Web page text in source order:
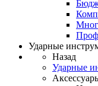
Ударные
Назад
Ударные